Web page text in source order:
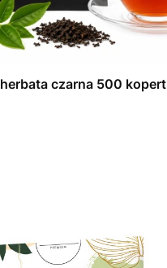
Veertea Assam herbata czarna 500 kopert